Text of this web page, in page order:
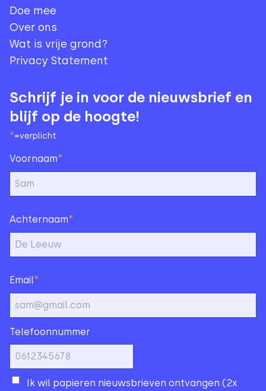
Doe mee
Over ons
Wat is vrije grond?
Privacy Statement
Schrijf je in voor de nieuwsbrief en
blijf op de hoogte!
*=verplicht
Voornaam*
Achternaam*
Email*
Telefoonnummer
Ik wil papieren nieuwsbrieven ontvangen (2x